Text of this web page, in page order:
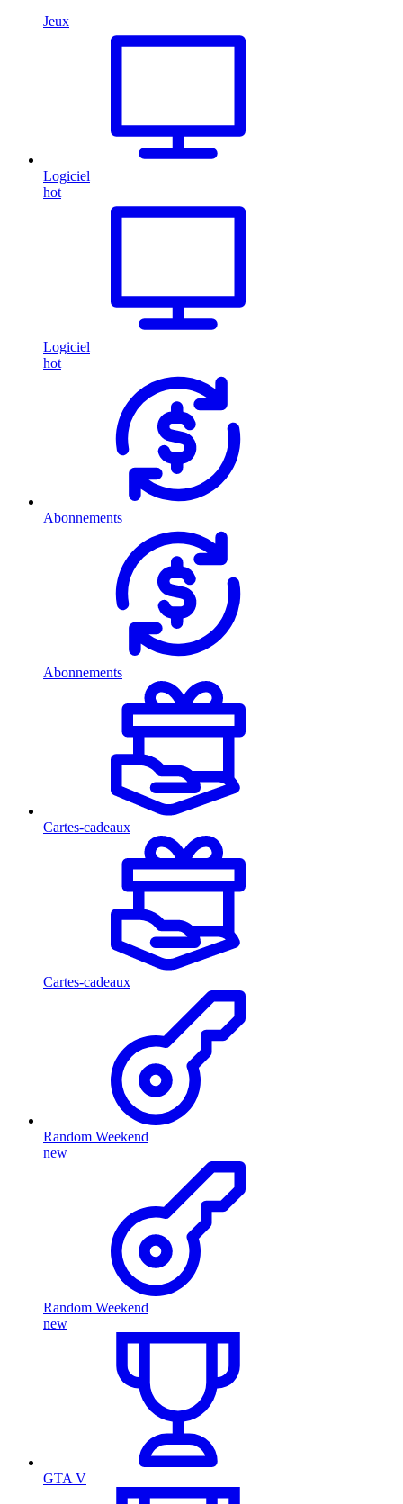
Jeux
Logiciel
hot
Logiciel
hot
Abonnements
Abonnements
Cartes-cadeaux
Cartes-cadeaux
Random Weekend
new
Random Weekend
new
GTA V